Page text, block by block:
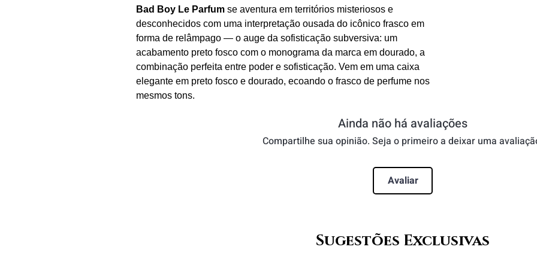
Bad Boy Le Parfum se aventura em territórios misteriosos e
desconhecidos com uma interpretação ousada do icônico frasco em
forma de relâmpago — o auge da sofisticação subversiva: um
acabamento preto fosco com o monograma da marca em dourado, a
combinação perfeita entre poder e sofisticação. Vem em uma caixa
elegante em preto fosco e dourado, ecoando o frasco de perfume nos
mesmos tons.
Ainda não há avaliações
Compartilhe sua opinião. Seja o primeiro a deixar uma
Avaliar
Sugestões Exclusivas